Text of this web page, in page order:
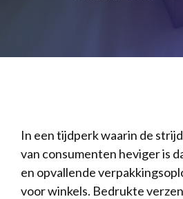
In een tijdperk waarin de
van consumenten heviger is
en opvallende
voor winkels. Bedrukte